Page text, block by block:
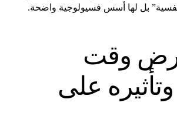
بل لها أسس فسيولوجية واضحة.
وقت
وتأثيره على